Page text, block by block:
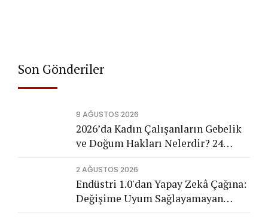
Son Gönderiler
8 AĞUSTOS 2026
2026’da Kadın Çalışanların Gebelik
ve Doğum Hakları Nelerdir? 24
2 AĞUSTOS 2026
Endüstri 1.0'dan Yapay Zekâ Çağına:
Değişime Uyum Sağlayamayan